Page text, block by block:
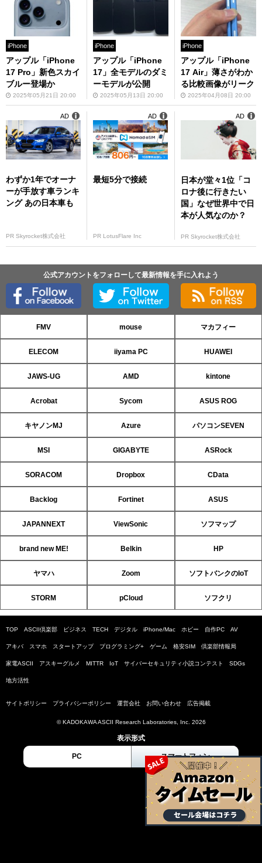
iPhone
アップル「iPhone
17 Pro」新色スカイ
ブルー登場か
2025年05月21日 20:00
iPhone
アップル「iPhone
17」全モデルのダミ
ーモデルが公開
2025年05月13日 20:00
iPhone
アップル「iPhone
17 Air」薄さがわか
る比較画像がリーク
2025年04月08日 20:00
わずか1年でオーナ
ーが手放す車ランキ
ング あの日本車も
PR Skyrocket株式会社
AD
最短5分で接続
PR LotusFlare Inc
AD
日本が堂々1位「コ
ロナ後に行きたい
国」なぜ世界中で日
本が人気なのか？
PR Skyrocket株式会社
AD
公式アカウントをフォローして最新情報を手に入れよう
FMV mouse マカフィー
ELECOM iiyama PC HUAWEI
JAWS-UG AMD kintone
Acrobat Sycom ASUS ROG
キヤノンMJ Azure パソコンSEVEN
MSI GIGABYTE ASRock
SORACOM Dropbox CData
Backlog Fortinet ASUS
JAPANNEXT ViewSonic ソフマップ
brand new ME! Belkin HP
ヤマハ Zoom ソフトバンクのIoT
STORM pCloud ソフクリ
TOP ASCII倶楽部 ビジネス TECH デジタル iPhone/Mac ホビー 自作PC AV
アキバ スマホ スタートアップ プログラミング+ ゲーム 格安SIM 倶楽部情報局
家電ASCII アスキーグルメ MITTR IoT サイバーセキュリティ小説コンテスト SDGs
地方活性
サイトポリシー プライバシーポリシー 運営会社 お問い合わせ 広告掲載
© KADOKAWA ASCII Research Laboratories, Inc. 2026
表示形式
PC スマートフォン